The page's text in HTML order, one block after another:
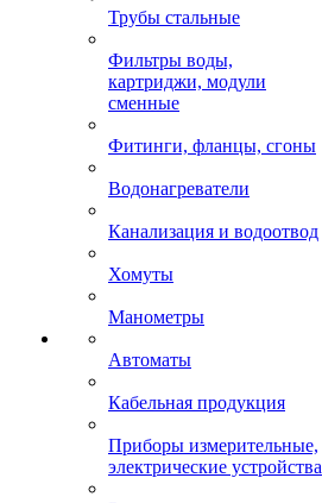
Трубы стальные
Фильтры воды,
картриджи, модули
сменные
Фитинги, фланцы, сгоны
Водонагреватели
Канализация и водоотвод
Хомуты
Манометры
Автоматы
Кабельная продукция
Приборы измерительные,
электрические устройства